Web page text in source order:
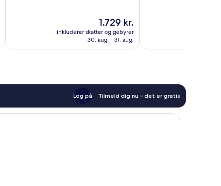
Prisen
er
1.729 kr.
1.729 kr.
inkluderer skatter og gebyrer
30. aug. - 31. aug.
Log på Tilmeld dig nu – det er gratis